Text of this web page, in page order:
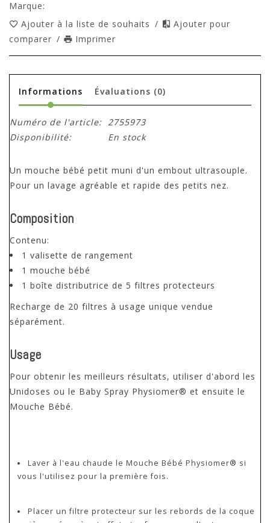
Marque:
Ajouter à la liste de souhaits /
Ajouter pour
comparer / Imprimer
Informations Évaluations (0)
Numéro de l'article: 2755973
Disponibilité:
En stock
Un mouche bébé petit muni d'un embout ultrasouple.
Pour un lavage agréable et rapide des petits nez.
Composition
Contenu:
1 valisette de rangement
1 mouche bébé
1 boîte distributrice de 5 filtres protecteurs
Recharge de 20 filtres à usage unique vendue
séparément.
Usage
Pour obtenir les meilleurs résultats, utiliser d'abord les
Unidoses ou le Baby Spray Physiomer® et ensuite le
Mouche Bébé.
Laver à l'eau chaude le Mouche Bébé Physiomer® si
vous l'utilisez pour la première fois.
Placer un filtre protecteur sur les rebords de la coque